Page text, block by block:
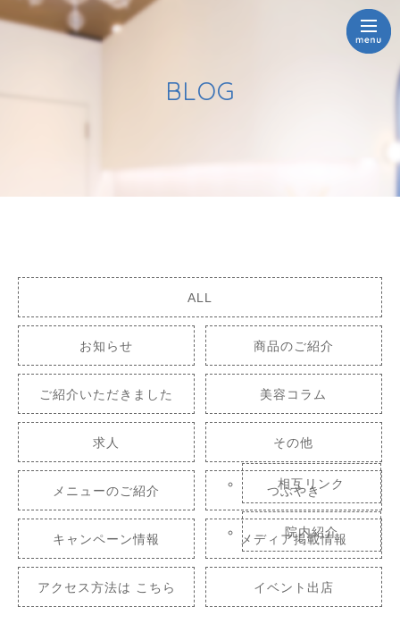
BLOG
ALL
お知らせ 商品のご紹介
ご紹介いただきました 美容コラム
求人 その他
相互リンク
メニューのご紹介 つぶやき
院内紹介
キャンペーン情報 メディア掲載情報
アクセス方法は こちら イベント出店